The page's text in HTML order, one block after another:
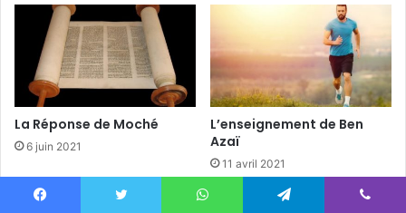
La Réponse de Moché
6 juin 2021
L’enseignement de Ben
Azaï
11 avril 2021